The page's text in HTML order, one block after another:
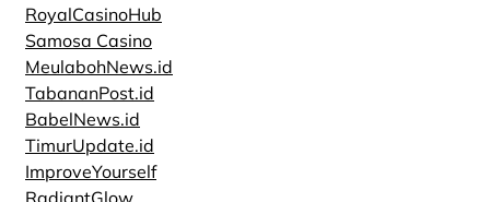
RoyalCasinoHub
Samosa Casino
MeulabohNews.id
TabananPost.id
BabelNews.id
TimurUpdate.id
ImproveYourself
RadiantGlow